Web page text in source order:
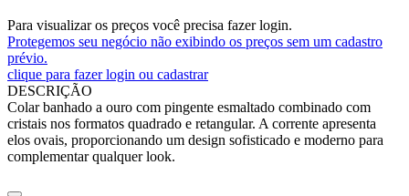
Para visualizar os preços você precisa fazer login.
Protegemos seu negócio não exibindo os preços sem um cadastro
prévio.
clique para fazer login ou cadastrar
DESCRIÇÃO
Colar banhado a ouro com pingente esmaltado combinado com
cristais nos formatos quadrado e retangular. A corrente apresenta
elos ovais, proporcionando um design sofisticado e moderno para
complementar qualquer look.